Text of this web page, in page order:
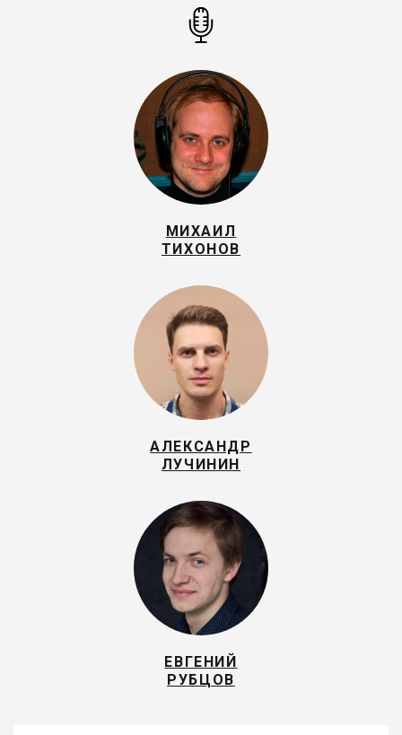
МИХАИЛ
ТИХОНОВ
АЛЕКСАНДР
ЛУЧИНИН
ЕВГЕНИЙ
РУБЦОВ